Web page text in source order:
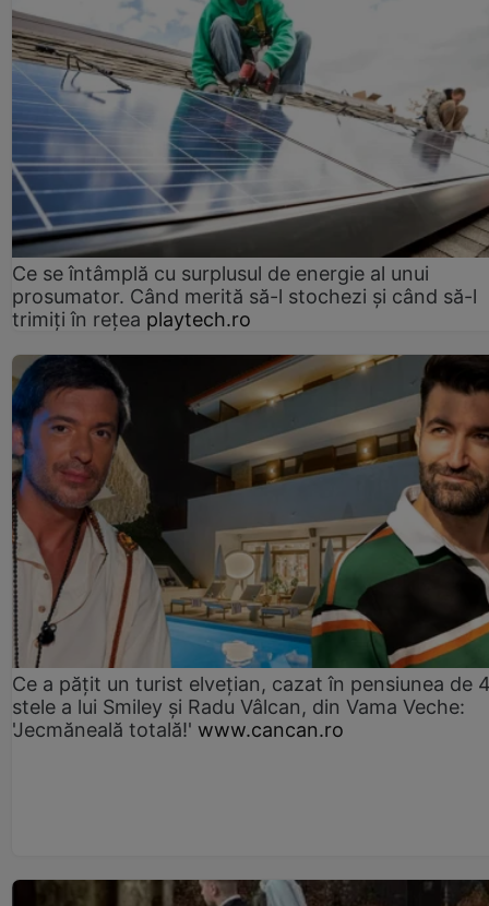
Ce se întâmplă cu surplusul de energie al unui
prosumator. Când merită să-l stochezi și când să-l
trimiți în rețea playtech.ro
Ce a pățit un turist elvețian, cazat în pensiunea de
stele a lui Smiley și Radu Vâlcan, din Vama Veche:
'Jecmăneală totală!' www.cancan.ro